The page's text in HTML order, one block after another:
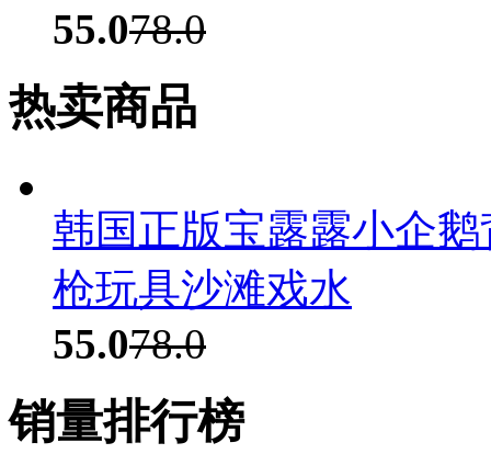
55.078.0
热卖商品
韩国正版宝露露小企
枪玩具沙滩戏水
55.078.0
销量排行榜